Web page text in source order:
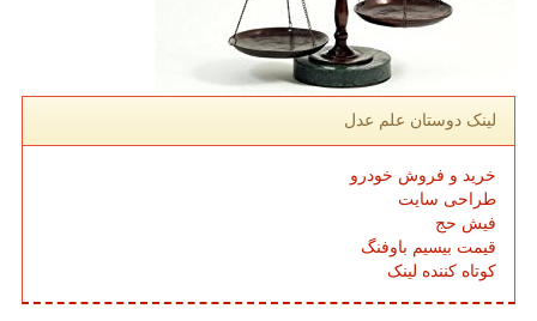
لینک دوستان علم عدل
خرید و فروش خودرو
طراحی سایت
فیش حج
قیمت بیسیم باوفنگ
کوتاه کننده لینک